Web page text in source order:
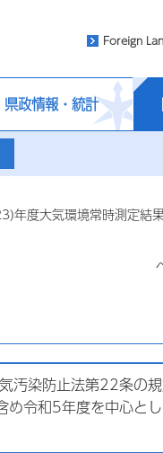
Foreign
県政情報・統計
年度大気環境常時測定結
汚染防止法第22条の
令和5年度を中心と